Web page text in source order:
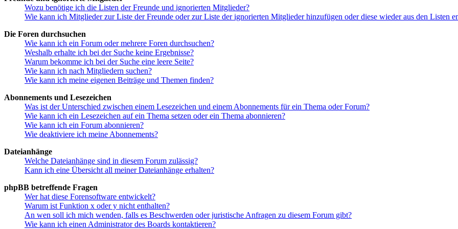
Wozu benötige ich die Listen der Freunde und ignorierten Mitglieder?
Wie kann ich Mitglieder zur Liste der Freunde oder zur Liste der ignorierten Mitglieder hinzufügen oder diese wieder aus den Listen
Die Foren durchsuchen
Wie kann ich ein Forum oder mehrere Foren durchsuchen?
Weshalb erhalte ich bei der Suche keine Ergebnisse?
Warum bekomme ich bei der Suche eine leere Seite?
Wie kann ich nach Mitgliedern suchen?
Wie kann ich meine eigenen Beiträge und Themen finden?
Abonnements und Lesezeichen
Was ist der Unterschied zwischen einem Lesezeichen und einem Abonnements für ein Thema oder Forum?
Wie kann ich ein Lesezeichen auf ein Thema setzen oder ein Thema abonnieren?
Wie kann ich ein Forum abonnieren?
Wie deaktiviere ich meine Abonnements?
Dateianhänge
Welche Dateianhänge sind in diesem Forum zulässig?
Kann ich eine Übersicht all meiner Dateianhänge erhalten?
phpBB betreffende Fragen
Wer hat diese Forensoftware entwickelt?
Warum ist Funktion x oder y nicht enthalten?
An wen soll ich mich wenden, falls es Beschwerden oder juristische Anfragen zu diesem Forum gibt?
Wie kann ich einen Administrator des Boards kontaktieren?